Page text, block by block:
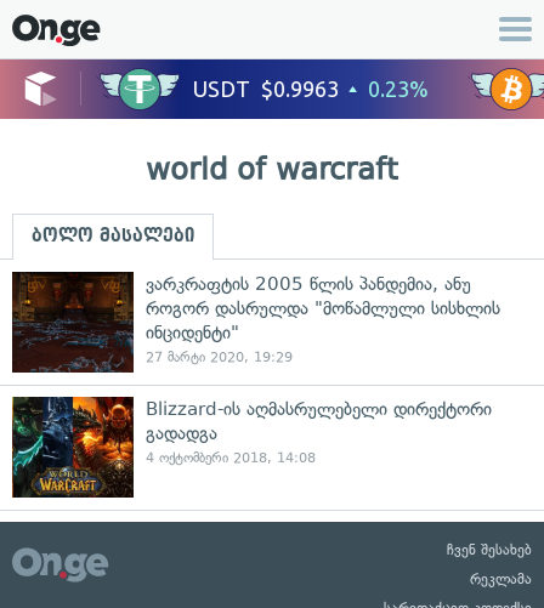
world of warcraft
ბოლო მასალები
ვარკრაფტის 2005 წლის პანდემია, ანუ
როგორ დასრულდა "მოწამლული სისხლის
ინციდენტი"
27 მარტი 2020, 19:29
Blizzard-ის აღმასრულებელი დირექტორი
გადადგა
4 ოქტომბერი 2018, 14:08
ჩვენ შესახებ
რეკლამა